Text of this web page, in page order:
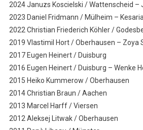
2024 Januzs Koscielski / Wattenscheid –
2023 Daniel Fridmann / Mülheim –
2022 Christian Friederich Köhler /
2019 Vlastimil Hort / Oberhausen – Zoya
2017 Eugen Heinert / Duisburg
2016 Eugen Heinert / Duisburg – Wenke
2015 Heiko Kummerow / Oberhausen
2014 Christian Braun / Aachen
2013 Marcel Harff / Viersen
2012 Aleksej Litwak / Oberhausen